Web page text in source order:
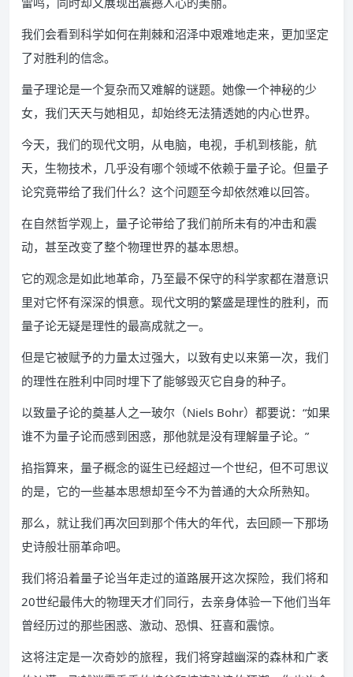
我们会看到科学如何在荆棘和沼泽中艰难地走来，更加坚定
了对胜利的信念。
量子理论是一个复杂而又难解的谜题。她像一个神秘的少
女，我们天天与她相见，却始终无法猜透她的内心世界。
今天，我们的现代文明，从电脑，电视，手机到核能，航
天，生物技术，几乎没有哪个领域不依赖于量子论。但量子
论究竟带给了我们什么？这个问题至今却依然难以回答。
在自然哲学观上，量子论带给了我们前所未有的冲击和震
动，甚至改变了整个物理世界的基本思想。
它的观念是如此地革命，乃至最不保守的科学家都在潜意识
里对它怀有深深的惧意。现代文明的繁盛是理性的胜利，而
量子论无疑是理性的最高成就之一。
但是它被赋予的力量太过强大，以致有史以来第一次，我们
的理性在胜利中同时埋下了能够毁灭它自身的种子。
以致量子论的奠基人之一玻尔（Niels Bohr）都要说：“如果
谁不为量子论而感到困惑，那他就是没有理解量子论。”
掐指算来，量子概念的诞生已经超过一个世纪，但不可思议
的是，它的一些基本思想却至今不为普通的大众所熟知。
那么，就让我们再次回到那个伟大的年代，去回顾一下那场
史诗般壮丽革命吧。
我们将沿着量子论当年走过的道路展开这次探险，我们将和
20世纪最伟大的物理天才们同行，去亲身体验一下他们当年
曾经历过的那些困惑、激动、恐惧、狂喜和震惊。
这将注定是一次奇妙的旅程，我们将穿越幽深的森林和广袤